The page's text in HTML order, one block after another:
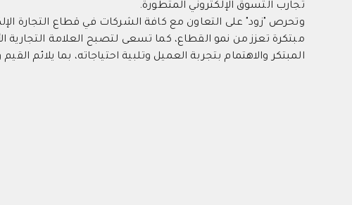
تجارب التسوق الإلكتروني المتطورة.
وتحرص "زود" على التعاون مع كافة الشركات في قطاع التجارة
مبتكرة تعزز من نمو القطاع، كما تسعى لتصبح العلامة التجارية
المبتكر والاهتمام بتجربة العميل وتلبية احتياجاته، بما يلائم